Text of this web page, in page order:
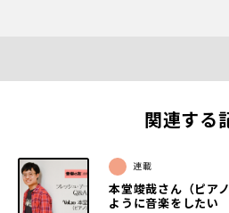
関連する
連載
本堂竣哉さん（ピア
ように音楽をしたい